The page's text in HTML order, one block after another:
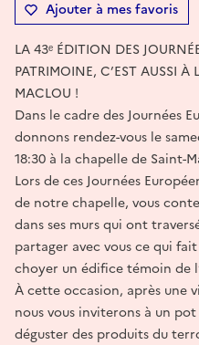
Ajouter à mes favoris
LA 43ᵉ ÉDITION DES
PATRIMOINE, C’EST AUSSI À
MACLOU !
Dans le cadre des Journées
donnons rendez-vous le
18:30 à la chapelle de Saint-
Lors de ces Journées
de notre chapelle, vous
dans ses murs qui ont
partager avec vous ce qui
choyer un édifice témoin de
À cette occasion, après une
nous vous inviterons à un
déguster des produits du